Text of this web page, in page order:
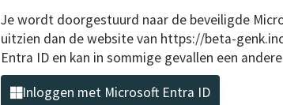
Je wordt doorgestuurd naar de beveiligde
uitzien dan de website van https://beta-
Entra ID en kan in sommige gevallen een
Inloggen met Microsoft Entra ID